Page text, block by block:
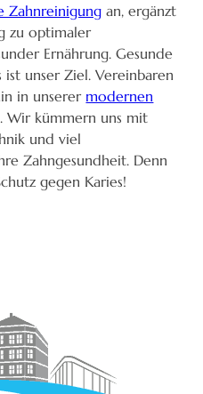
Zahnreinigung an, ergänzt
zu optimaler
Ernährung. Gesunde
unser Ziel. Vereinbaren
in unserer modernen
. Wir kümmern uns mit
und viel
Zahngesundheit. Denn
gegen Karies!